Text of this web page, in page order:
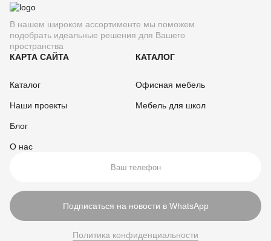
В нашем широком ассортименте мы поможем
подобрать идеальные решения для Вашего
пространства
КАРТА САЙТА
Каталог
Наши проекты
Блог
О нас
КАТАЛОГ
Офисная мебель
Мебель для школ
Подписаться на новости в WhatsApp
Политика конфиденциальности